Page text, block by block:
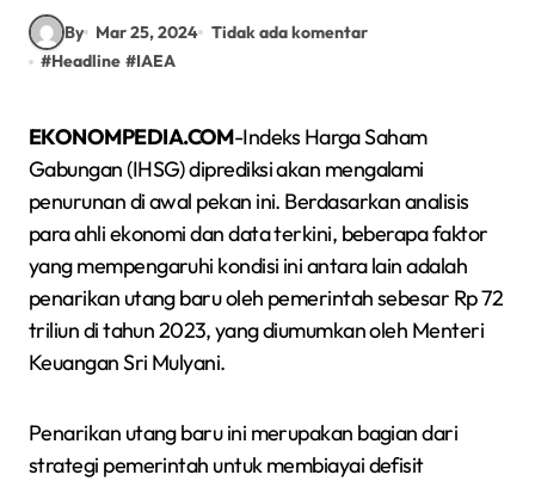
By Mar 25, 2024 Tidak ada komentar
#Headline #IAEA
EKONOMPEDIA.COM-Indeks Harga Saham
Gabungan (IHSG) diprediksi akan mengalami
penurunan di awal pekan ini. Berdasarkan analisis
para ahli ekonomi dan data terkini, beberapa faktor
yang mempengaruhi kondisi ini antara lain adalah
penarikan utang baru oleh pemerintah sebesar Rp 72
triliun di tahun 2023, yang diumumkan oleh Menteri
Keuangan Sri Mulyani.
Penarikan utang baru ini merupakan bagian dari
strategi pemerintah untuk membiayai defisit